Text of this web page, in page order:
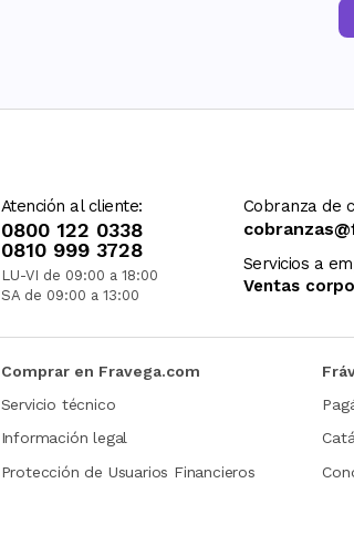
Atención al cliente:
0800 122 0338
0810 999 3728
LU-VI de 09:00 a 18:00
SA de 09:00 a 13:00
Cobranza de
Servicios a
Ventas
Comprar en Fravega.com
Servicio técnico
Información legal
Protección de Usuarios Financieros